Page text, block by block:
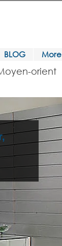
BLOG More
orient